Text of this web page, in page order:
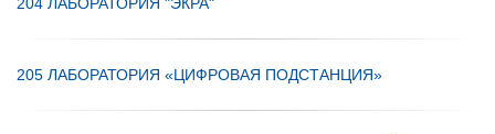
205 ЛАБОРАТОРИЯ «ЦИФРОВАЯ ПОДСТАНЦИЯ»